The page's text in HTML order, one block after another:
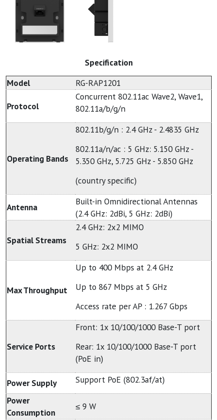
Specification
Model
RG-RAP1201
Protocol
Concurrent 802.11ac Wave2, Wave1,
802.11a/b/g/n
Operating Bands
802.11b/g/n : 2.4 GHz - 2.4835 GHz
802.11a/n/ac : 5 GHz: 5.150 GHz -
5.350 GHz, 5.725 GHz - 5.850 GHz
(country specific)
Antenna
Built-in Omnidirectional Antennas
(2.4 GHz: 2dBi, 5 GHz: 2dBi)
Spatial Streams
2.4 GHz: 2x2 MIMO
5 GHz: 2x2 MIMO
Max Throughput
Up to 400 Mbps at 2.4 GHz
Up to 867 Mbps at 5 GHz
Access rate per AP : 1.267 Gbps
Service Ports
Front: 1x 10/100/1000 Base-T port
Rear: 1x 10/100/1000 Base-T port
(PoE in)
Power Supply
Support PoE (802.3af/at)
Power
Consumption
≤ 9 W